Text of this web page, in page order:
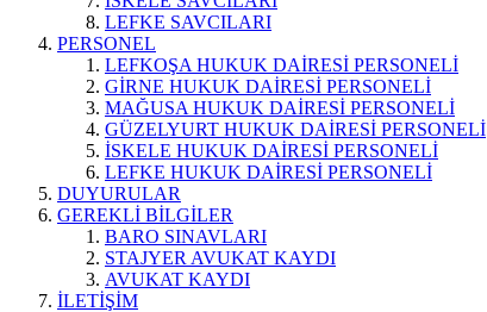
LEFKE SAVCILARI
PERSONEL
LEFKOŞA HUKUK DAİRESİ PERSONELİ
GİRNE HUKUK DAİRESİ PERSONELİ
MAĞUSA HUKUK DAİRESİ PERSONELİ
GÜZELYURT HUKUK DAİRESİ PERSONELİ
İSKELE HUKUK DAİRESİ PERSONELİ
LEFKE HUKUK DAİRESİ PERSONELİ
DUYURULAR
GEREKLİ BİLGİLER
BARO SINAVLARI
STAJYER AVUKAT KAYDI
AVUKAT KAYDI
İLETİŞİM